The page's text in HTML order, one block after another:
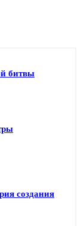
битвы
создания